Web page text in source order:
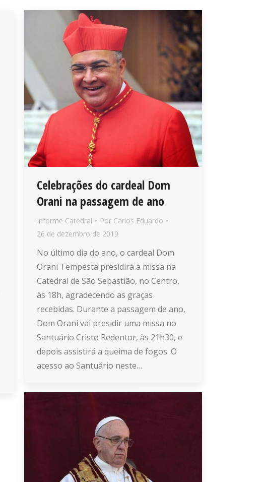
Celebrações do cardeal Dom
Orani na passagem de ano
Informe Catedral Por Carlos Eduardo
26 de dezembro de 2019
No último dia do ano, o cardeal Dom
Orani Tempesta presidirá a missa na
Catedral de São Sebastião, no Centro,
às 18h, agradecendo as graças
recebidas. Durante a passagem de ano,
Dom Orani vai presidir uma missa no
Santuário Cristo Redentor, às 21h30, e
depois assistirá a queima de fogos. O
acesso ao Santuário neste…